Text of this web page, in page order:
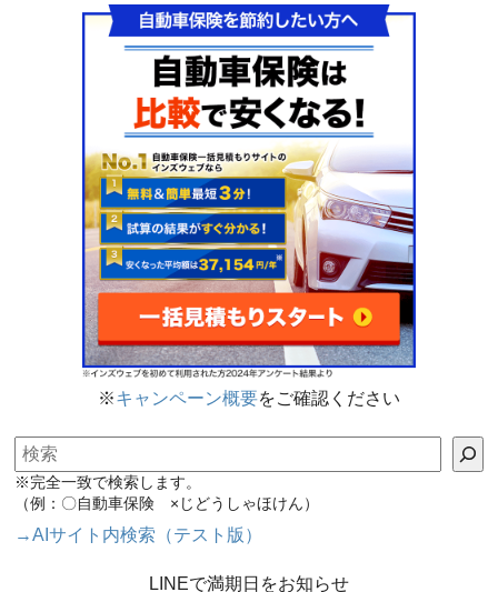
※キャンペーン概要をご確認ください
検索
※完全一致で検索します。
（例：〇自動車保険 ×じどうしゃほけん）
→AIサイト内検索（テスト版）
LINEで満期日をお知らせ